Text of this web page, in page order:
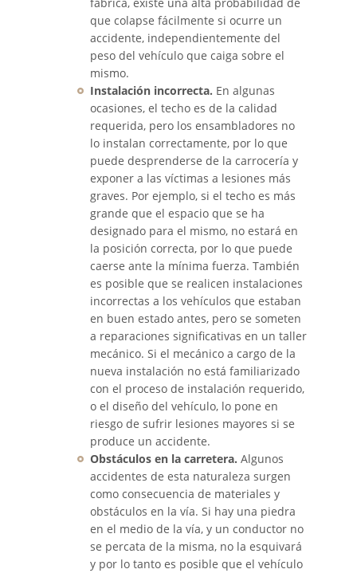
Cases
Winning Your Case
Car Accident
Brake Failure
Car Accident Fatality Statistics
Car Insurance Coverage
Common Types of Accidents
Compensation for Auto Accidents
Dangerous Road Conditions
Dealing With Insurance Adjusters
Defective Air Bags
Defective Car Door Latch
Defective Tires
Distracted Driver
Drunk Driver
fábrica, existe una alta probabilidad de
que colapse fácilmente si ocurre un
accidente, independientemente del
peso del vehículo que caiga sobre el
mismo.
Instalación incorrecta. En algunas
ocasiones, el techo es de la calidad
requerida, pero los ensambladores no
lo instalan correctamente, por lo que
puede desprenderse de la carrocería y
exponer a las víctimas a lesiones más
graves. Por ejemplo, si el techo es más
grande que el espacio que se ha
designado para el mismo, no estará en
la posición correcta, por lo que puede
caerse ante la mínima fuerza. También
es posible que se realicen instalaciones
incorrectas a los vehículos que estaban
en buen estado antes, pero se someten
a reparaciones significativas en un taller
mecánico. Si el mecánico a cargo de la
nueva instalación no está familiarizado
con el proceso de instalación requerido,
o el diseño del vehículo, lo pone en
riesgo de sufrir lesiones mayores si se
produce un accidente.
Obstáculos en la carretera. Algunos
accidentes de esta naturaleza surgen
como consecuencia de materiales y
obstáculos en la vía. Si hay una piedra
en el medio de la vía, y un conductor no
se percata de la misma, no la esquivará
y por lo tanto es posible que el vehículo